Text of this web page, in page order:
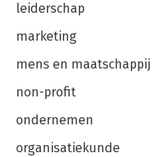
leiderschap
marketing
mens en maatschappij
non-profit
ondernemen
organisatiekunde